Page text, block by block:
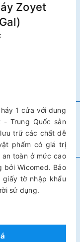
Zoyet
1 cửa với dung
Trung Quốc sản
trữ các chất dễ
phẩm có giá trị
toàn ở mức cao
bởi Wicomed. Bảo
tờ nhập khẩu
sử dụng.